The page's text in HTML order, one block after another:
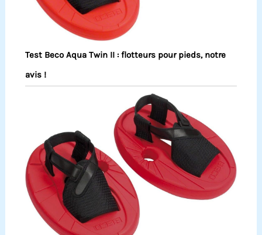
Test Beco Aqua Twin II : flotteurs pour pieds, notre
avis !